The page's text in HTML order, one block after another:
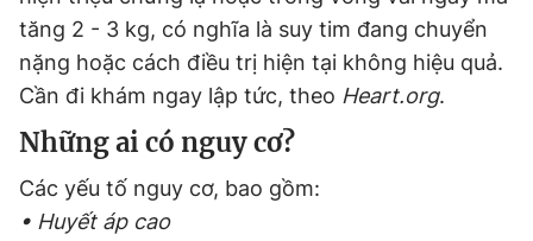
tăng 2 - 3 kg, có nghĩa là suy tim đang chuyển
nặng hoặc cách điều trị hiện tại không hiệu quả.
Cần đi khám ngay lập tức, theo Heart.org.
Những ai có nguy cơ?
Các yếu tố nguy cơ, bao gồm:
• Huyết áp cao